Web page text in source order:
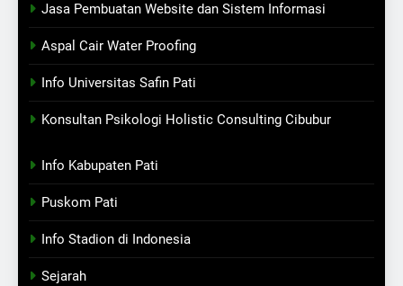
Jasa Pembuatan Website dan Sistem Informasi
Aspal Cair Water Proofing
Info Universitas Safin Pati
Konsultan Psikologi Holistic Consulting Cibubur
Info Kabupaten Pati
Puskom Pati
Info Stadion di Indonesia
Sejarah